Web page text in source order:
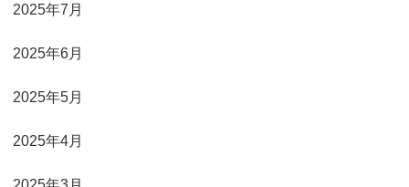
2025年7月
2025年6月
2025年5月
2025年4月